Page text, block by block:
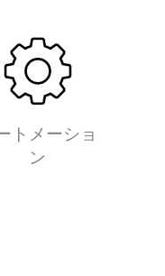
トメーショ
ン